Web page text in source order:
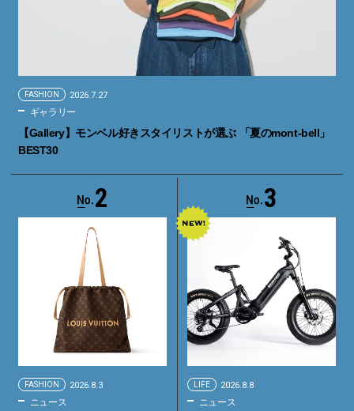
FASHION 2026.7.27
ギャラリー
【Gallery】モンベル好きスタイリストが選ぶ 「夏のmont-bell」
BEST30
2
FASHION 2026.8.3
ニュース
3
LIFE 2026.8.8
ニュース